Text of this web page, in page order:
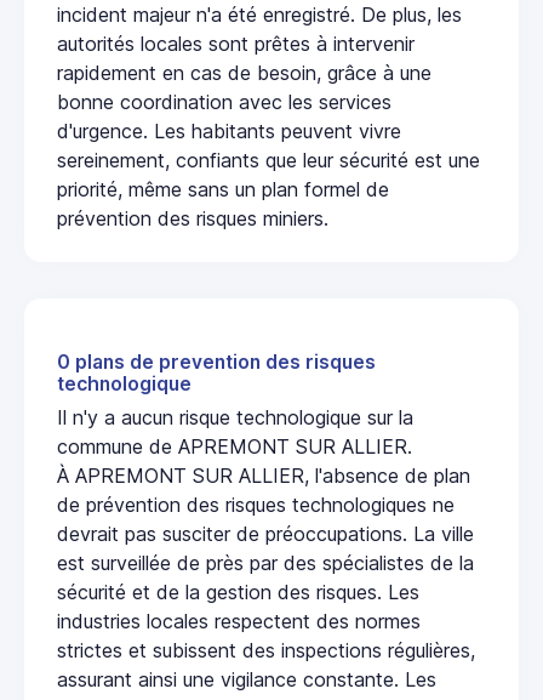
incident majeur n'a été enregistré. De plus, les
autorités locales sont prêtes à intervenir
rapidement en cas de besoin, grâce à une
bonne coordination avec les services
d'urgence. Les habitants peuvent vivre
sereinement, confiants que leur sécurité est une
priorité, même sans un plan formel de
prévention des risques miniers.
0 plans de prevention des risques
technologique
Il n'y a aucun risque technologique sur la
commune de APREMONT SUR ALLIER.
À APREMONT SUR ALLIER, l'absence de plan
de prévention des risques technologiques ne
devrait pas susciter de préoccupations. La ville
est surveillée de près par des spécialistes de la
sécurité et de la gestion des risques. Les
industries locales respectent des normes
strictes et subissent des inspections régulières,
assurant ainsi une vigilance constante. Les